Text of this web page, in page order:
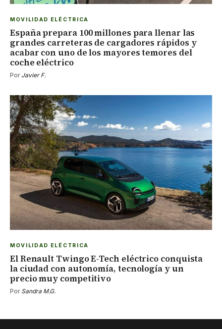
MOVILIDAD ELÉCTRICA
España prepara 100 millones para llenar las
grandes carreteras de cargadores rápidos y
acabar con uno de los mayores temores del
coche eléctrico
Por Javier F.
MOVILIDAD ELÉCTRICA
El Renault Twingo E-Tech eléctrico conquista
la ciudad con autonomía, tecnología y un
precio muy competitivo
Por Sandra M.G.